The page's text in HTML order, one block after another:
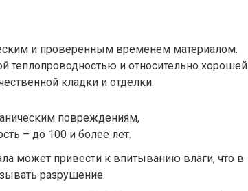
и проверенным временем материалом.
теплопроводностью и относительно хорошей
кладки и отделки.
повреждениям,
– до 100 и более лет.
может привести к впитыванию влаги, что в
разрушение.